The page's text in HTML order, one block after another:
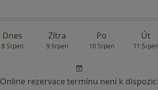
Dnes
8 Srpen
Zítra
9 Srpen
Po
10 Srpen
Út
11 Srpen
Online rezervace termínu není k dispozici